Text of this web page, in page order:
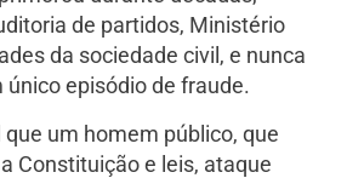
de partidos, Ministério
da sociedade civil, e nunca
único episódio de fraude.
que um homem público, que
Constituição e leis, ataque